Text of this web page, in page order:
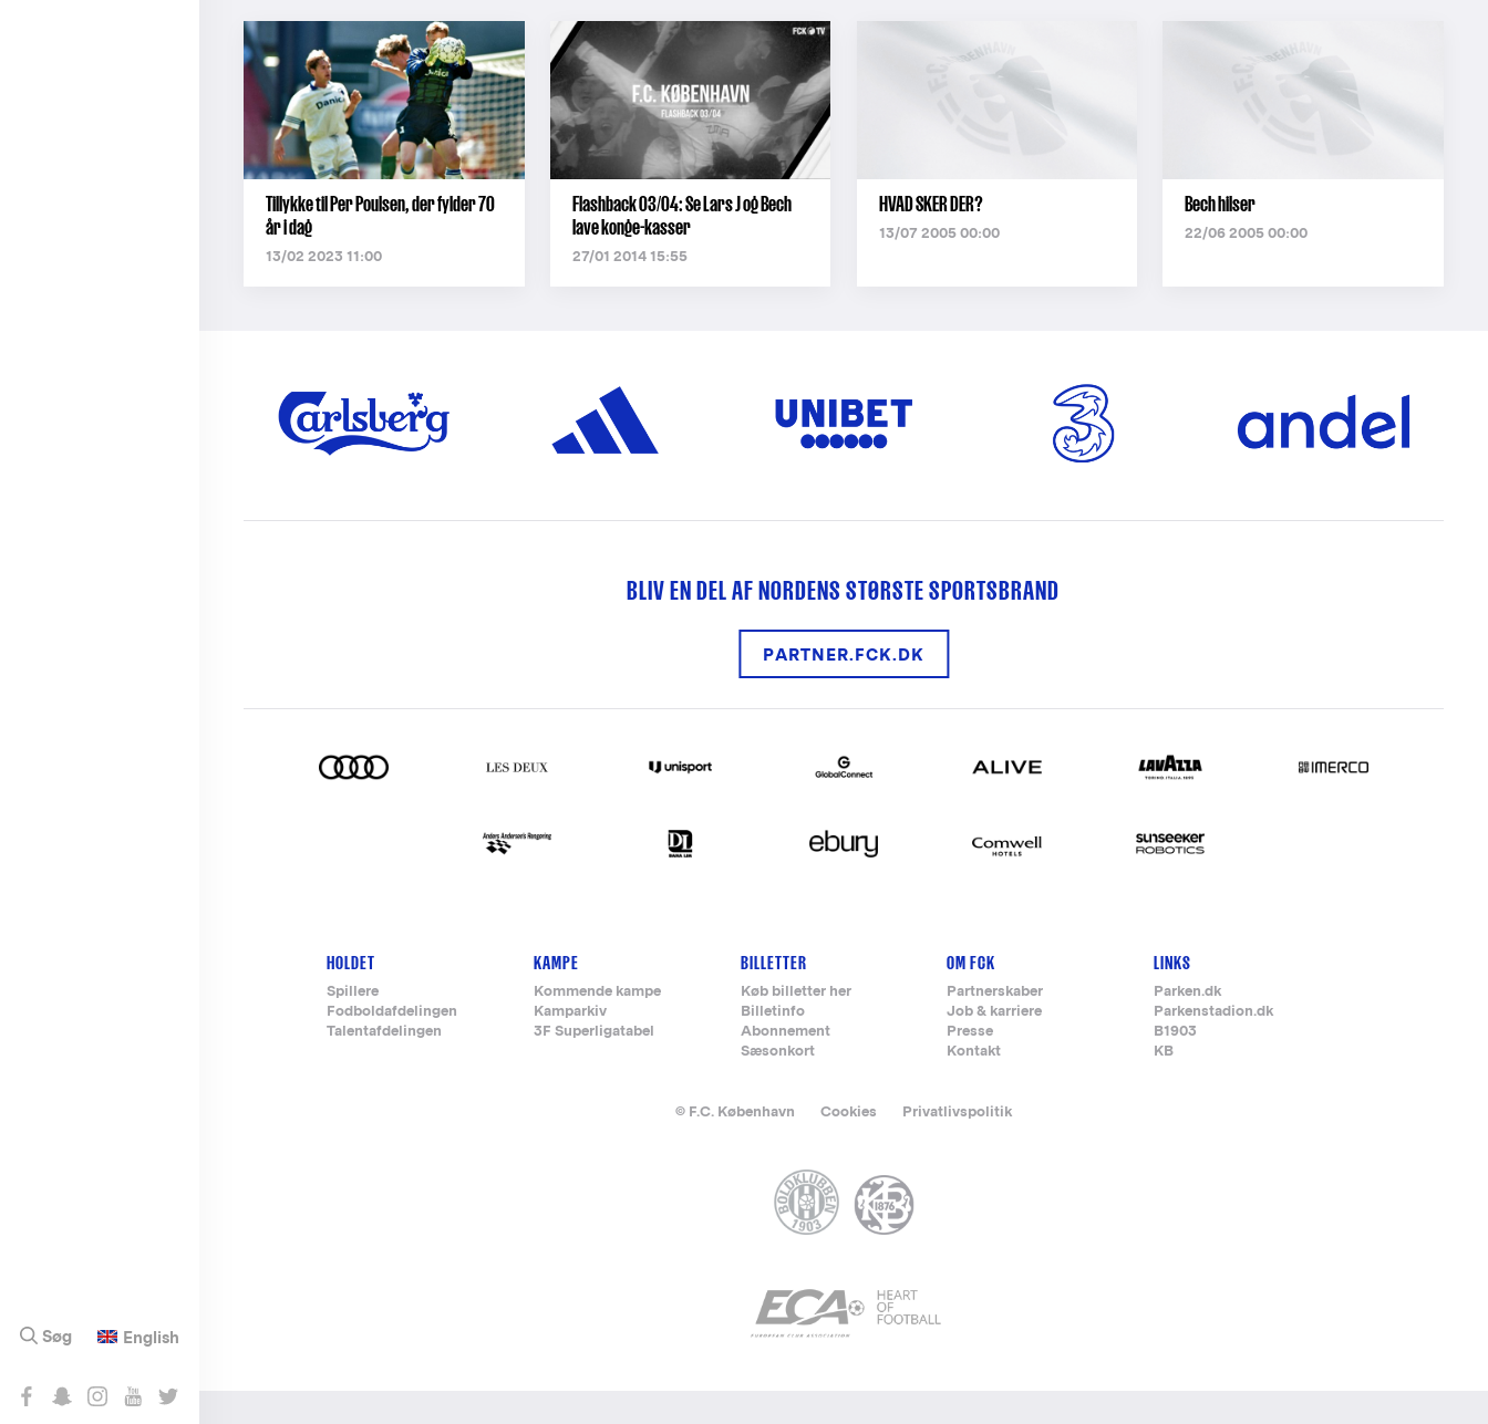
English
Søg
Tillykke til Per Poulsen, der fylder 70
år i dag
13/02 2023 11:00
Flashback 03/04: Se Lars J og Bech
lave konge-kasser
27/01 2014 15:55
HVAD SKER DER?
13/07 2005 00:00
Bech hilser
22/06 2005 00:00
BLIV EN DEL AF NORDENS STØRSTE SPORTSBRAND
PARTNER.FCK.DK
Footer-
menu
HOLDET
Spillere
Fodboldafdelingen
Talentafdelingen
KAMPE
Kommende kampe
Kamparkiv
3F Superligatabel
BILLETTER
Køb billetter her
Billetinfo
Abonnement
Sæsonkort
OM FCK
Partnerskaber
Job & karriere
Presse
Kontakt
LINKS
Parken.dk
Parkenstadion.dk
B1903
KB
© F.C. København Cookies Privatlivspolitik